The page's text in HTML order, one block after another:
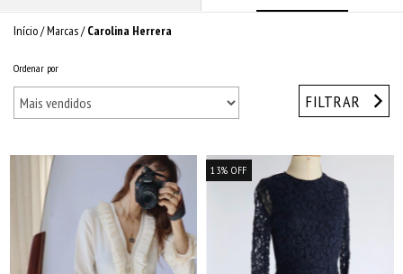
Início/Marcas/ Carolina Herrera
Ordenar por
FILTRAR
13% OFF